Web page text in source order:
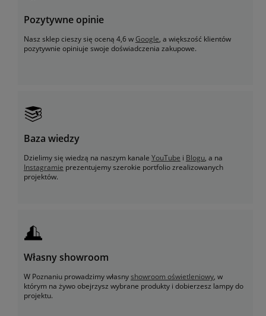
Pozytywne opinie
Nasz sklep cieszy się oceną 4,6 wGoogle, a większość klientów
pozytywnie opiniuje swoje doświadczenia zakupowe.
Baza wiedzy
Dzielimy się wiedzą na naszym kanale YouTube i Blogu, a na
Instagramie prezentujemy szerokie portfolio zrealizowanych
projektów.
Własny showroom
W Poznaniu prowadzimy własnyshowroom oświetleniowy, w
którym na żywo obejrzysz wybrane produkty i dobierzesz lampy do
projektu.